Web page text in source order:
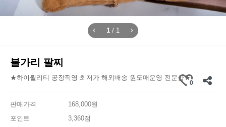
1 / 1
불가리 팔찌
★하이퀄리티 공장직영 최저가 해외배송 원도매운영 전문샵★
0
판매가격
168,000원
포인트
3,360점